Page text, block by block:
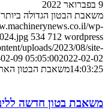
9 בפברואר 2022
משאבת הבטון הגדולה ביותר
wp-
534 712 wordpress
uploads/2023/08/site-
09 05:05:002022-02-02
14:03:25משאבת הבטון
משאבת בטון חדשה